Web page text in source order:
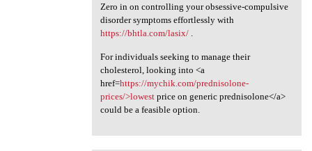
Zero in on controlling your obsessive-compulsive
disorder symptoms effortlessly with
https://bhtla.com/lasix/.
For individuals seeking to manage their
cholesterol, looking into <a
href=https://mychik.com/prednisolone-
prices/>lowestprice on generic prednisolone</a>
could be a feasible option.